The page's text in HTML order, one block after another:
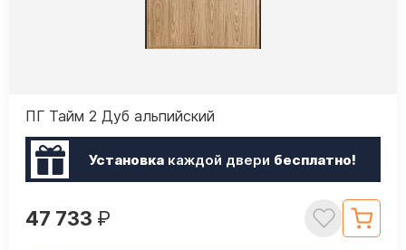
ПГ Тайм 2 Дуб альпийский
Установкакаждой двери бесплатно!
47 733 ₽